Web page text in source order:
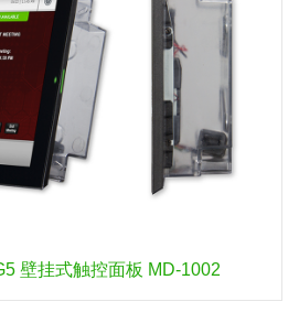
壁挂式触控面板 MD-1002